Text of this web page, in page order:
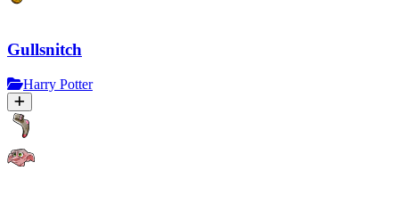
Gullsnitch
Harry Potter